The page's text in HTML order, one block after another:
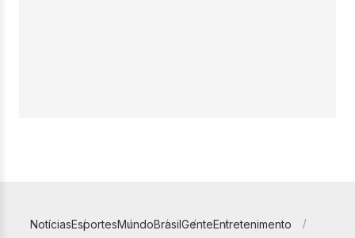
NotíciasEsportesMundoBrasilGenteEntretenimento